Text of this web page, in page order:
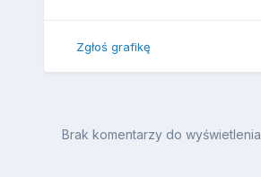
Zgłoś grafikę
Brak komentarzy do wyświetlenia